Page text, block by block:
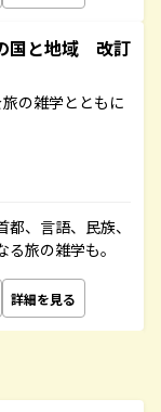
国と地域 改訂
の雑学とともに
、言語、民族、
旅の雑学も。
詳細を見る